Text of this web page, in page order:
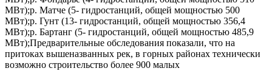
МВт);р. Матче (5- гидростанций, общей мощностью 500
МВт);р. Гунт (13- гидростанций, общей мощностью 356,4
МВт);р. Бартанг (5- гидростанций, общей мощностью 485,9
МВт);Предварительные обследования показали, что на
притоках вышеназванных рек, в горных районах технически
возможно строительство более 900 малых